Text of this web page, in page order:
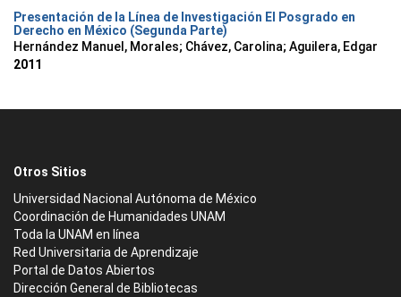
Presentación de la Línea de Investigación El Posgrado en
Derecho en México (Segunda Parte)
Hernández Manuel, Morales; Chávez, Carolina; Aguilera, Edgar
2011
Otros Sitios
Universidad Nacional Autónoma de México
Coordinación de Humanidades UNAM
Toda la UNAM en línea
Red Universitaria de Aprendizaje
Portal de Datos Abiertos
Dirección General de Bibliotecas